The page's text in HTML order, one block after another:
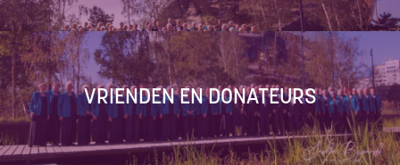
VRIENDEN EN DONATEURS